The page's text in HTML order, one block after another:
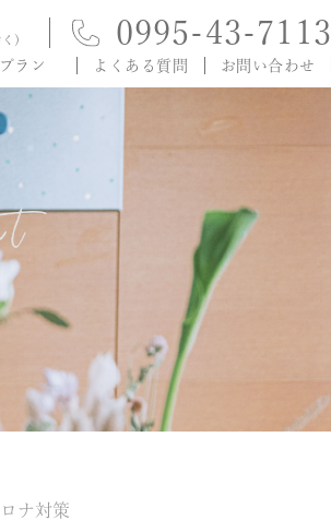
）
0995-43-7113
プラン よくある質問 お問い合わせ
ナ対策